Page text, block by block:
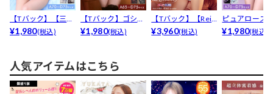
【Tバック】【三上
悠亜着用】ロイヤ
¥1,980(税込)
【Tバック】ゴシッ
クスピンドルリボ
¥1,980(税込)
【Tバック】【Rein
est】ミスティ...
¥3,960(税込)
ピュアローズ
ールブラジャ
¥1,980(税込)
人気アイテムはこちら